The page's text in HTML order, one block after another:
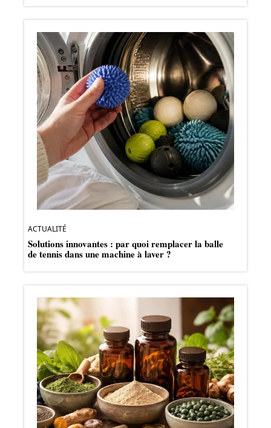
ACTUALITÉ
Solutions innovantes : par quoi remplacer la balle
de tennis dans une machine à laver ?